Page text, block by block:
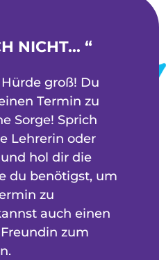
NICHT... “
groß! Du
Termin zu
Sorge! Sprich
Lehrerin oder
hol dir die
du benötigst, um
zu
auch einen
zum